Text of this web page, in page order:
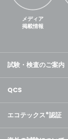
メディア
掲載情報
試験・検査のご案内
QCS
エコテックス®認証